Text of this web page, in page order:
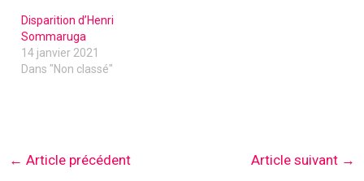
Disparition d’Henri
Sommaruga
14 janvier 2021
Dans "Non classé"
← Article précédent Article suivant →